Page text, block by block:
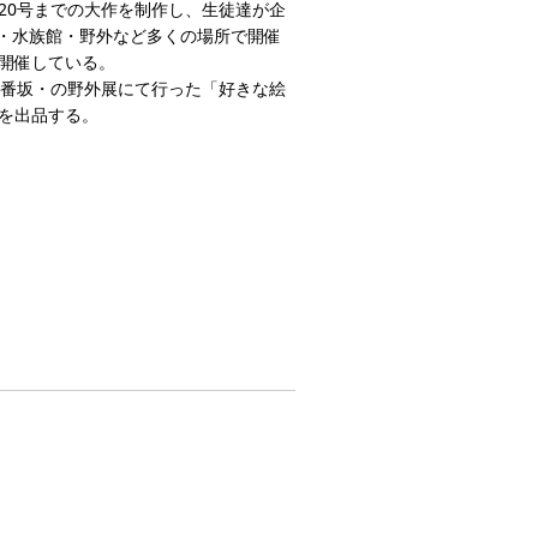
号までの大作を制作し、生徒達が企
水族館・野外など多くの場所で開催
している。
坂・の野外展にて行った「好きな絵
出品する。